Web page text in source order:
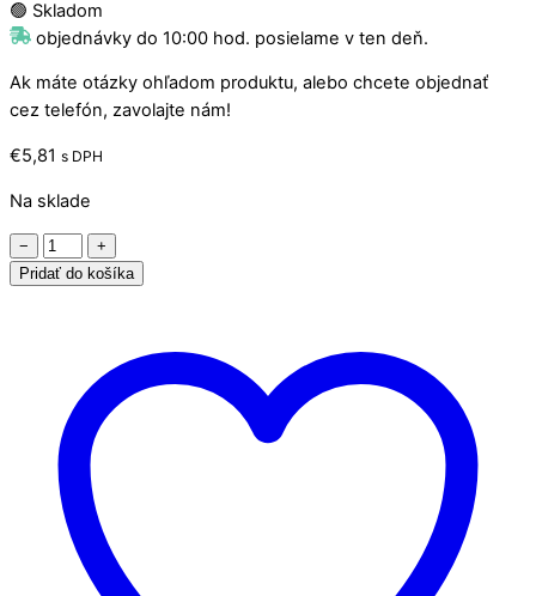
🟢 Skladom
objednávky do 10:00 hod. posielame v ten deň.
Ak máte otázky ohľadom produktu, alebo chcete objednať
cez telefón, zavolajte nám!
€5,81 s DPH
Na sklade
−
množstvo
Hladítko
+
Pridať do košíka